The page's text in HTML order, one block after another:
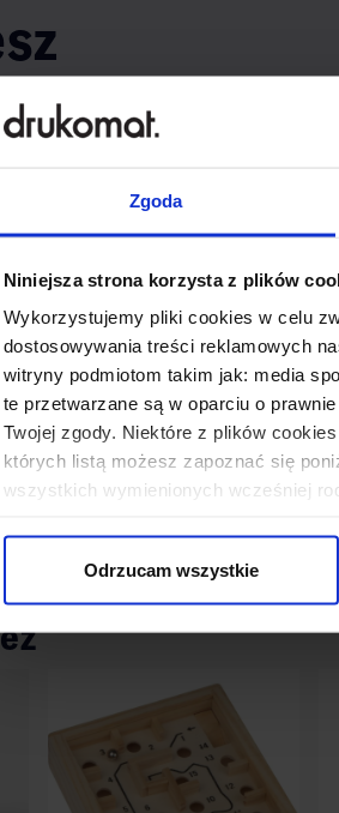
Zgoda
Niniejsza strona korzysta z plików
Wykorzystujemy pliki cookies w celu
dostosowywania treści reklamowych
witryny podmiotom takim jak: media
te przetwarzane są w oparciu o
Twojej zgody. Niektóre z plików
których listą możesz zapoznać się
wszystkich wymienionych wcześniej
Odrzucam wszystkie
omówić